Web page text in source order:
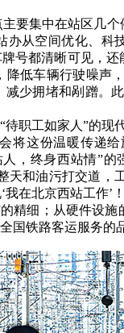
集中在站区几个
办从空间优化、
号都清晰可见，
降低车辆行驶噪
减少拥堵和剐蹭。
职工如家人”的现
将这份温暖传递
，终身西站情”的
天和油污打交道
在北京西站工作’
细；从硬件设施
国铁路客运服务的